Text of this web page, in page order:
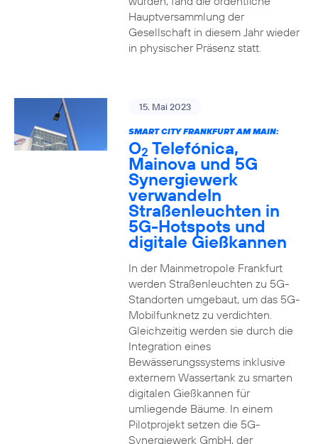
Hauptversammlung der
Gesellschaft in diesem Jahr wieder
in physischer Präsenz statt.
15. Mai 2023
SMART CITY FRANKFURT AM MAIN:
O2 Telefónica,
Mainova und 5G
Synergiewerk
verwandeln
Straßenleuchten in
5G-Hotspots und
digitale Gießkannen
In der Mainmetropole Frankfurt
werden Straßenleuchten zu 5G-
Standorten umgebaut, um das 5G-
Mobilfunknetz zu verdichten.
Gleichzeitig werden sie durch die
Integration eines
Bewässerungssystems inklusive
externem Wassertank zu smarten
digitalen Gießkannen für
umliegende Bäume. In einem
Pilotprojekt setzen die 5G-
Synergiewerk GmbH, der